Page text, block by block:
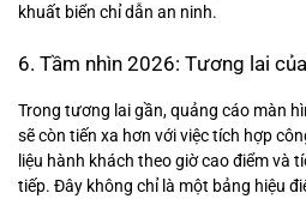
khuất biển chỉ dẫn an ninh.
6. Tầm nhìn 2026: Tương lai
Trong tương lai gần, quảng cáo màn
sẽ còn tiến xa hơn với việc tích hợp
liệu hành khách theo giờ cao điểm và
tiếp. Đây không chỉ là một bảng hiệu